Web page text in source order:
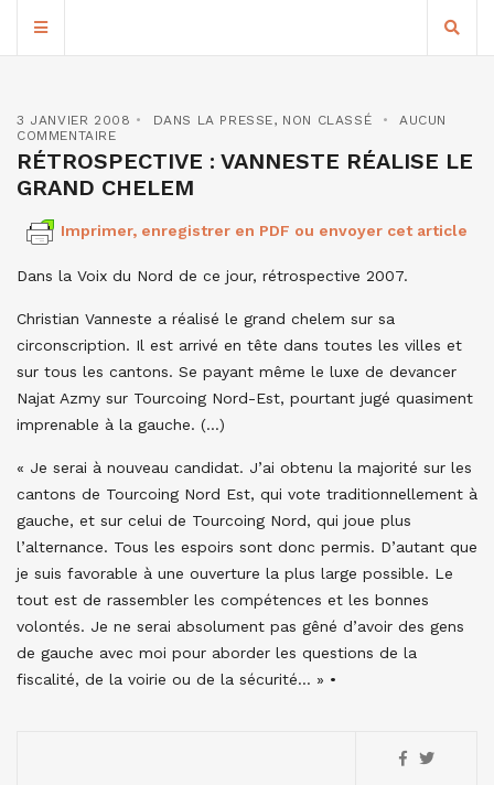
3 JANVIER 2008 DANS LA PRESSE, NON CLASSÉ
AUCUN
COMMENTAIRE
RÉTROSPECTIVE : VANNESTE RÉALISE LE
GRAND CHELEM
Imprimer, enregistrer en PDF ou envoyer cet article
Dans la Voix du Nord de ce jour, rétrospective 2007.
Christian Vanneste a réalisé le grand chelem sur sa
circonscription. Il est arrivé en tête dans toutes les villes et
sur tous les cantons. Se payant même le luxe de devancer
Najat Azmy sur Tourcoing Nord-Est, pourtant jugé quasiment
imprenable à la gauche. (…)
« Je serai à nouveau candidat. J’ai obtenu la majorité sur les
cantons de Tourcoing Nord Est, qui vote traditionnellement à
gauche, et sur celui de Tourcoing Nord, qui joue plus
l’alternance. Tous les espoirs sont donc permis. D’autant que
je suis favorable à une ouverture la plus large possible. Le
tout est de rassembler les compétences et les bonnes
volontés. Je ne serai absolument pas gêné d’avoir des gens
de gauche avec moi pour aborder les questions de la
fiscalité, de la voirie ou de la sécurité… » •